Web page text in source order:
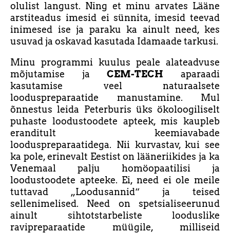
olulist langust. Ning et minu arvates Lääne
arstiteadus imesid ei sünnita, imesid teevad
inimesed ise ja paraku ka ainult need, kes
usuvad ja oskavad kasutada Idamaade tarkusi.
Minu programmi kuulus peale alateadvuse
mõjutamise jaCEM-TECH aparaadi
kasutamise veel naturaalsete
looduspreparaatide manustamine. Mul
õnnestus leida Peterburis üks ökoloogiliselt
puhaste loodustoodete apteek, mis kaupleb
eranditult keemiavabade
looduspreparaatidega. Nii kurvastav, kui see
ka pole, erinevalt Eestist on lääneriikides ja ka
Venemaal palju homöopaatilisi ja
loodustoodete apteeke. Ei, need ei ole meile
tuttavad „Loodusannid“ ja teised
sellenimelised. Need on spetsialiseerunud
ainult sihtotstarbeliste looduslike
ravipreparaatide müügile, milliseid